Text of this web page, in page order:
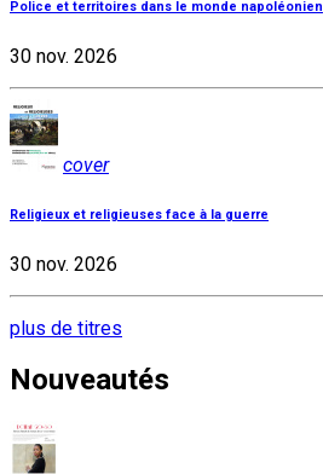
Police et territoires dans le monde napoléonien
30 nov. 2026
cover
Religieux et religieuses face à la guerre
30 nov. 2026
plus de titres
Nouveautés